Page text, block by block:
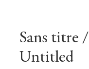
Sans titre /
Untitled